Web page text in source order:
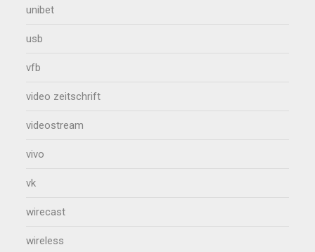
unibet
usb
vfb
video zeitschrift
videostream
vivo
vk
wirecast
wireless